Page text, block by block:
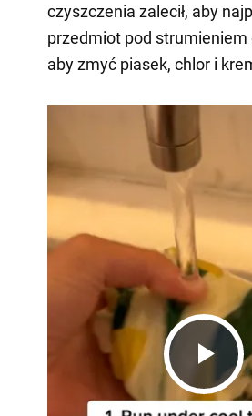
czyszczenia zalecił, aby
przedmiot pod strumieniem
aby zmyć piasek, chlor i
Play